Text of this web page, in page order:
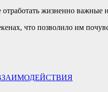
жизненно
что позволило им